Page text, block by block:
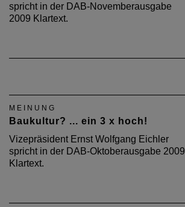
spricht in der DAB-Novemberausgabe
2009 Klartext.
MEINUNG
Baukultur? ... ein 3 x hoch!
Vizepräsident Ernst Wolfgang Eichler
spricht in der DAB-Oktoberausgabe 2009
Klartext.